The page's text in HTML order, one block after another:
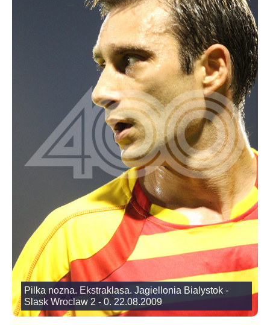
Pilka nozna. Ekstraklasa. Jagiellonia Bialystok -
Slask Wroclaw 2 - 0. 22.08.2009